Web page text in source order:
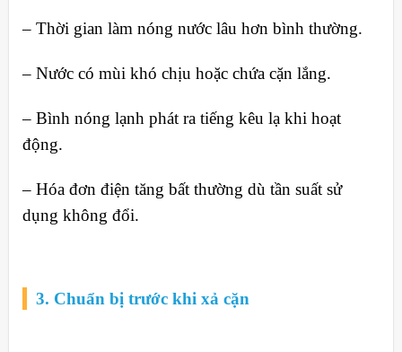
– Thời gian làm nóng nước lâu hơn bình thường.
– Nước có mùi khó chịu hoặc chứa cặn lắng.
– Bình nóng lạnh phát ra tiếng kêu lạ khi hoạt
động.
– Hóa đơn điện tăng bất thường dù tần suất sử
dụng không đổi.
3. Chuẩn bị trước khi xả cặn